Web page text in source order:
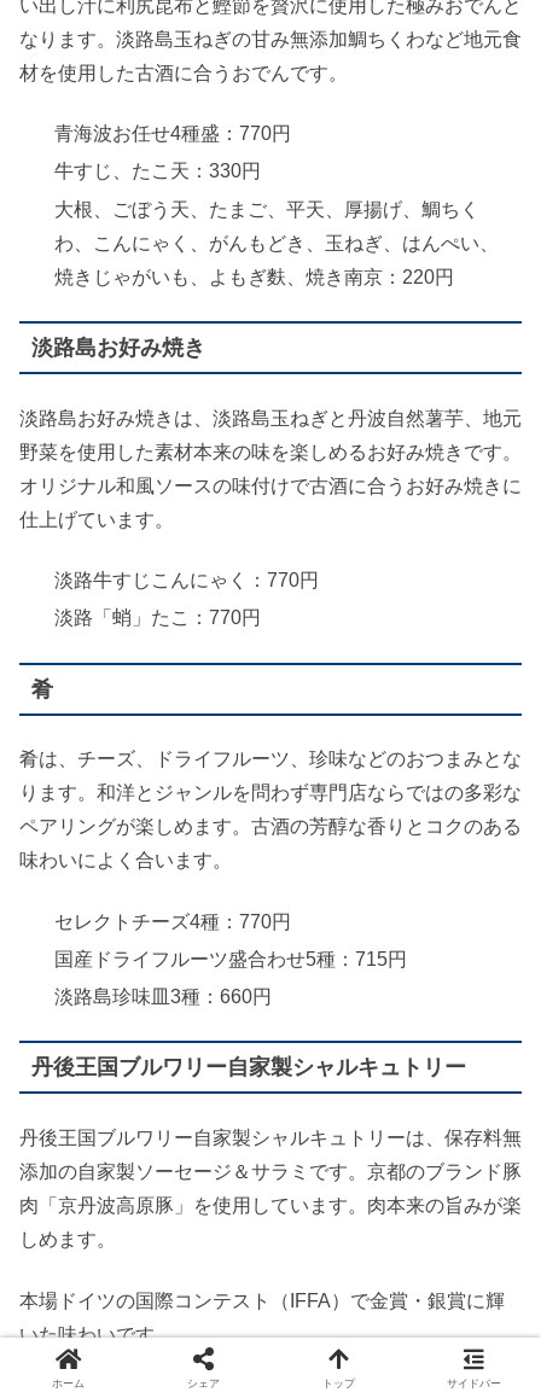
い出し汁に利尻昆布と鰹節を贅沢に使用した極みおでんと
なります。淡路島玉ねぎの甘み無添加鯛ちくわなど地元食
材を使用した古酒に合うおでんです。
青海波お任せ4種盛：770円
牛すじ、たこ天：330円
大根、ごぼう天、たまご、平天、厚揚げ、鯛ちく
わ、こんにゃく、がんもどき、玉ねぎ、はんぺい、
焼きじゃがいも、よもぎ麩、焼き南京：220円
淡路島お好み焼き
淡路島お好み焼きは、淡路島玉ねぎと丹波自然薯芋、地元
野菜を使用した素材本来の味を楽しめるお好み焼きです。
オリジナル和風ソースの味付けで古酒に合うお好み焼きに
仕上げています。
淡路牛すじこんにゃく：770円
淡路「蛸」たこ：770円
肴
肴は、チーズ、ドライフルーツ、珍味などのおつまみとな
ります。和洋とジャンルを問わず専門店ならではの多彩な
ペアリングが楽しめます。古酒の芳醇な香りとコクのある
味わいによく合います。
セレクトチーズ4種：770円
国産ドライフルーツ盛合わせ5種：715円
淡路島珍味皿3種：660円
丹後王国ブルワリー自家製シャルキュトリー
丹後王国ブルワリー自家製シャルキュトリーは、保存料無
添加の自家製ソーセージ＆サラミです。京都のブランド豚
肉「京丹波高原豚」を使用しています。肉本来の旨みが楽
しめます。
本場ドイツの国際コンテスト（IFFA）で金賞・銀賞に輝
いた味わいです。
ホーム シェア トップ サイドバー